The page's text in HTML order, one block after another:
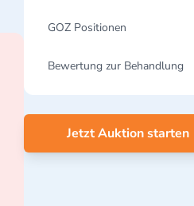
GOZ Positionen
Bewertung zur Behandlung
Jetzt Auktion starten